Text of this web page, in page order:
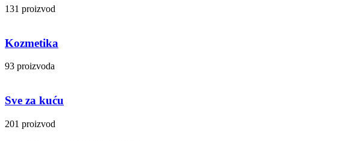
131 proizvod
Kozmetika
93 proizvoda
Sve za kuću
201 proizvod